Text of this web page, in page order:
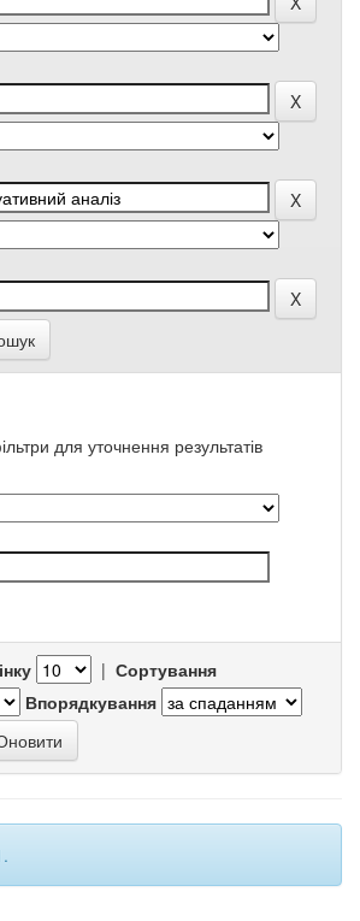
для уточнення результатів
| Сортування
Впорядкування